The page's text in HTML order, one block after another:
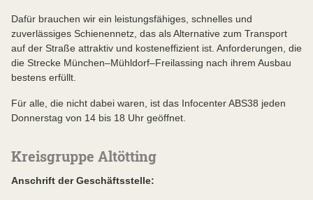
Dafür brauchen wir ein leistungsfähiges, schnelles und
zuverlässiges Schienennetz, das als Alternative zum Transport
auf der Straße attraktiv und kosteneffizient ist. Anforderungen, die
die Strecke München–Mühldorf–Freilassing nach ihrem Ausbau
bestens erfüllt.
Für alle, die nicht dabei waren, ist das Infocenter ABS38 jeden
Donnerstag von 14 bis 18 Uhr geöffnet.
Kreisgruppe Altötting
Anschrift der Geschäftsstelle: